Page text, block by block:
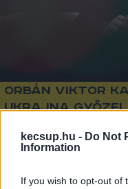
kecsup.hu - Do Not
Information
If you wish to opt-out of
Orbán Viktor
Ukrajna
L